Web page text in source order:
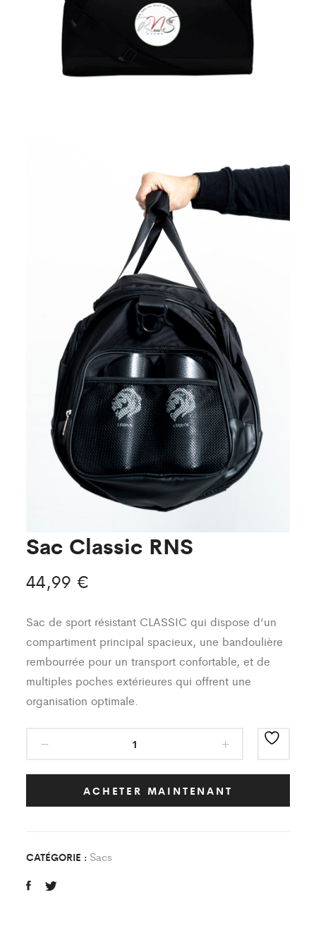
Sac Classic RNS
44,99 €
Sac de sport résistant CLASSIC qui dispose d’un
compartiment principal spacieux, une bandoulière
rembourrée pour un transport confortable, et de
multiples poches extérieures qui offrent une
organisation optimale.
RNS
quantityACHETER MAINTENANT
CATÉGORIE : Sacs